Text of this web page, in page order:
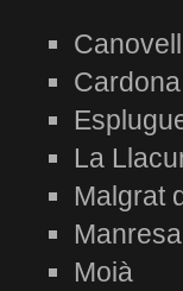
Cardona
La
Malgrat
Manresa
Moià